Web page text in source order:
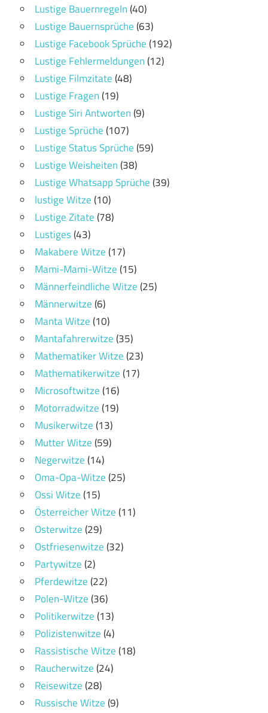
Lustige Bauernregeln(40)
Lustige Bauernsprüche(63)
Lustige Facebook Sprüche(192)
Lustige Fehlermeldungen(12)
Lustige Filmzitate(48)
Lustige Fragen(19)
Lustige Siri Antworten(9)
Lustige Sprüche(107)
Lustige Status Sprüche(59)
Lustige Weisheiten(38)
Lustige Whatsapp Sprüche(39)
lustige Witze(10)
Lustige Zitate(78)
Lustiges(43)
Makabere Witze(17)
Mami-Mami-Witze(15)
Männerfeindliche Witze(25)
Männerwitze(6)
Manta Witze(10)
Mantafahrerwitze(35)
Mathematiker Witze(23)
Mathematikerwitze(17)
Microsoftwitze(16)
Motorradwitze(19)
Musikerwitze(13)
Mutter Witze(59)
Negerwitze(14)
Oma-Opa-Witze(25)
Ossi Witze(15)
Österreicher Witze(11)
Osterwitze(29)
Ostfriesenwitze(32)
Partywitze(2)
Pferdewitze(22)
Polen-Witze(36)
Politikerwitze(13)
Polizistenwitze(4)
Rassistische Witze(18)
Raucherwitze(24)
Reisewitze(28)
Russische Witze(9)